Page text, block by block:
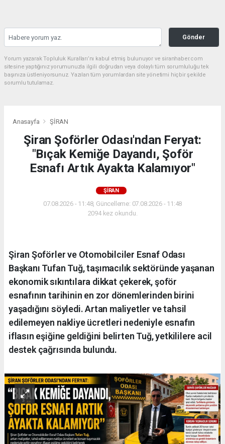
Gönder
Yorum yazarak Topluluk Kuralları’nı kabul etmiş bulunuyor ve siranhaber.com
sitesine yaptığınız yorumunuzla ilgili doğrudan veya dolaylı tüm sorumluluğu tek
başınıza üstleniyorsunuz. Yazılan tüm yorumlardan site yönetimi hiçbir şekilde
sorumlu tutulamaz.
Anasayfa ŞİRAN
Şiran Şoförler Odası'ndan Feryat:
"Bıçak Kemiğe Dayandı, Şoför
Esnafı Artık Ayakta Kalamıyor"
ŞİRAN
07.08.2026 - 11:48, Güncelleme: 07.08.2026 - 11:48
2094 kez okundu.
Şiran Şoförler ve Otomobilciler Esnaf Odası
Başkanı Tufan Tuğ, taşımacılık sektöründe yaşanan
ekonomik sıkıntılara dikkat çekerek, şoför
esnafının tarihinin en zor dönemlerinden birini
yaşadığını söyledi. Artan maliyetler ve tahsil
edilemeyen nakliye ücretleri nedeniyle esnafın
iflasın eşiğine geldiğini belirten Tuğ, yetkililere acil
destek çağrısında bulundu.